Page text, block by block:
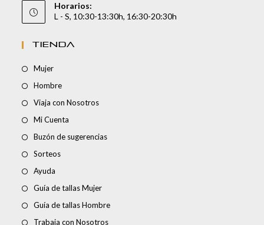
Horarios:
L - S, 10:30-13:30h, 16:30-20:30h
TIENDA
Mujer
Hombre
Viaja con Nosotros
Mi Cuenta
Buzón de sugerencias
Sorteos
Ayuda
Guía de tallas Mujer
Guía de tallas Hombre
Trabaja con Nosotros